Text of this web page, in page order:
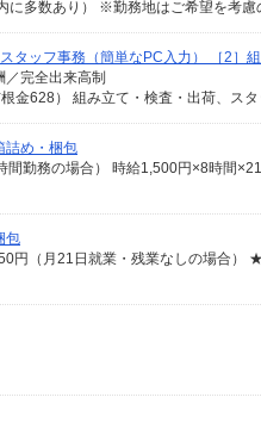
タッフ事務（簡単なPC入力） ［2］組
／完全出来高制
詰め・梱包
勤務の場合） 時給1,500円×8時間
包
円（月21日就業・残業なしの場合）